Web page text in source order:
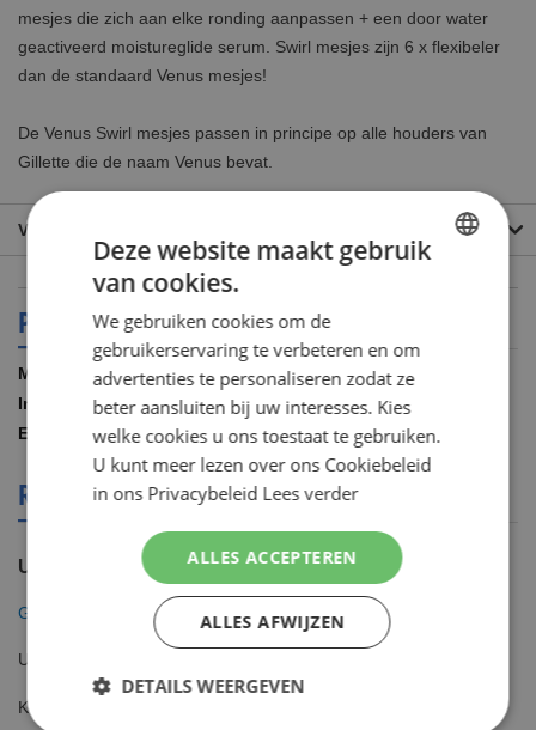
mesjes die zich aan elke ronding aanpassen + een door water
geactiveerd moistureglide serum. Swirl mesjes zijn 6 x flexibeler
dan de standaard Venus mesjes!
De Venus Swirl mesjes passen in principe op alle houders van
Gillette die de naam Venus bevat.
VEEL GESTELDE VRAGEN
PRODUCT SPECIFICATIES
Meer
informatie
Gillette
6.00 STUKS
7702018401383
REVIEWS OVER DIT PRODUCT
U plaatst een review over:
Gillette Venus Swirl Scheermesjes 6 Stuks
Uw waardering
Kwaliteit
Deze website maakt gebruik
van cookies.
We gebruiken cookies om de
gebruikerservaring te verbeteren en om
advertenties te personaliseren zodat ze
beter aansluiten bij uw interesses. Kies
welke cookies u ons toestaat te gebruiken.
U kunt meer lezen over ons Cookiebeleid
in ons Privacybeleid Lees verder
ALLES ACCEPTEREN
ALLES AFWIJZEN
DETAILS WEERGEVEN